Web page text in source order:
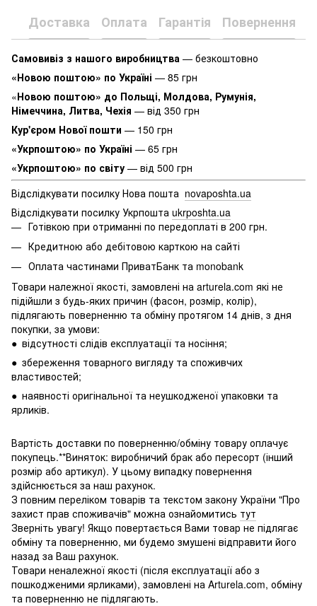
Доставка Оплата Гарантія Повернення
Самовивіз з нашого виробництва — безкоштовно
«Новою поштою» по Україні — 85 грн
«Новою поштою» до Польщі, Молдова, Румунія,
Німеччина, Литва, Чехія — від 350 грн
Кур'єром Нової пошти — 150 грн
«Укрпоштою» по Україні — 65 грн
«Укрпоштою» по світу — від 500 грн
Відслідкувати посилку Нова пошта novaposhta.ua
Відслідкувати посилку Укрпошта ukrposhta.ua
Готівкою при отриманні по передоплаті в 200 грн.
Кредитною або дебітовою карткою на сайті
Оплата частинами ПриватБанк та monobank
Товари належної якості, замовлені на arturela.com які не
підійшли з будь-яких причин (фасон, розмір, колір),
підлягають поверненню та обміну протягом 14 днів, з дня
покупки, за умови:
● відсутності слідів експлуатації та носіння;
● збереження товарного вигляду та споживчих
властивостей;
● наявності оригінальної та неушкодженої упаковки та
ярликів.
Вартість доставки по поверненню/обміну товару оплачує
покупець.**Виняток: виробничий брак або пересорт (інший
розмір або артикул). У цьому випадку повернення
здійснюється за наш рахунок.
З повним переліком товарів та текстом закону України "Про
захист прав споживачів" можна ознайомитись тут
Зверніть увагу! Якщо повертається Вами товар не підлягає
обміну та поверненню, ми будемо змушені відправити його
назад за Ваш рахунок.
Товари неналежної якості (після експлуатації або з
пошкодженими ярликами), замовлені на Arturela.com, обміну
та поверненню не підлягають.